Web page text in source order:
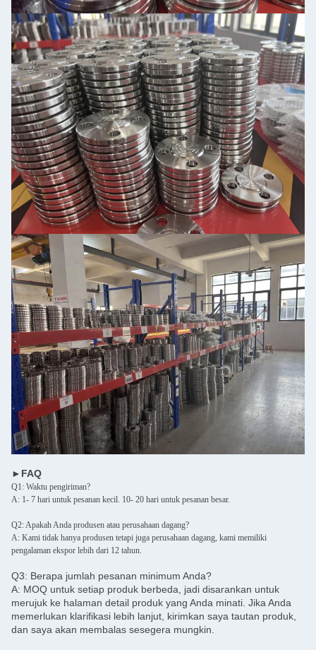
►FAQ
Q1: Waktu pengiriman?
A: 1- 7 hari untuk pesanan kecil. 10- 20 hari untuk pesanan besar.
Q2: Apakah Anda produsen atau perusahaan dagang?
A: Kami tidak hanya produsen tetapi juga perusahaan dagang, kami memiliki
pengalaman ekspor lebih dari 12 tahun.
Q3: Berapa jumlah pesanan minimum Anda?
A: MOQ untuk setiap produk berbeda, jadi disarankan untuk
merujuk ke halaman detail produk yang Anda minati. Jika Anda
memerlukan klarifikasi lebih lanjut, kirimkan saya tautan produk,
dan saya akan membalas sesegera mungkin.